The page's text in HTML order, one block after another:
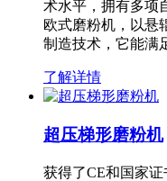
术水平，拥有多项
欧式磨粉机，以悬
制造技术，它能满
了解详情
超压梯形磨粉机
获得了CE和国家证